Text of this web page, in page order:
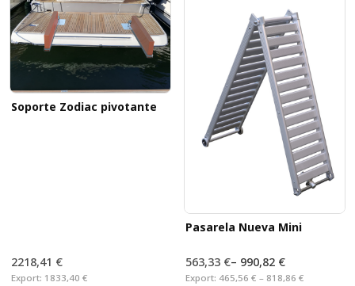
Soporte Zodiac pivotante
2218,41 €
Export: 1833,40 €
Pasarela Nueva Mini
563,33 €– 990,82 €
Export: 465,56 € – 818,86 €